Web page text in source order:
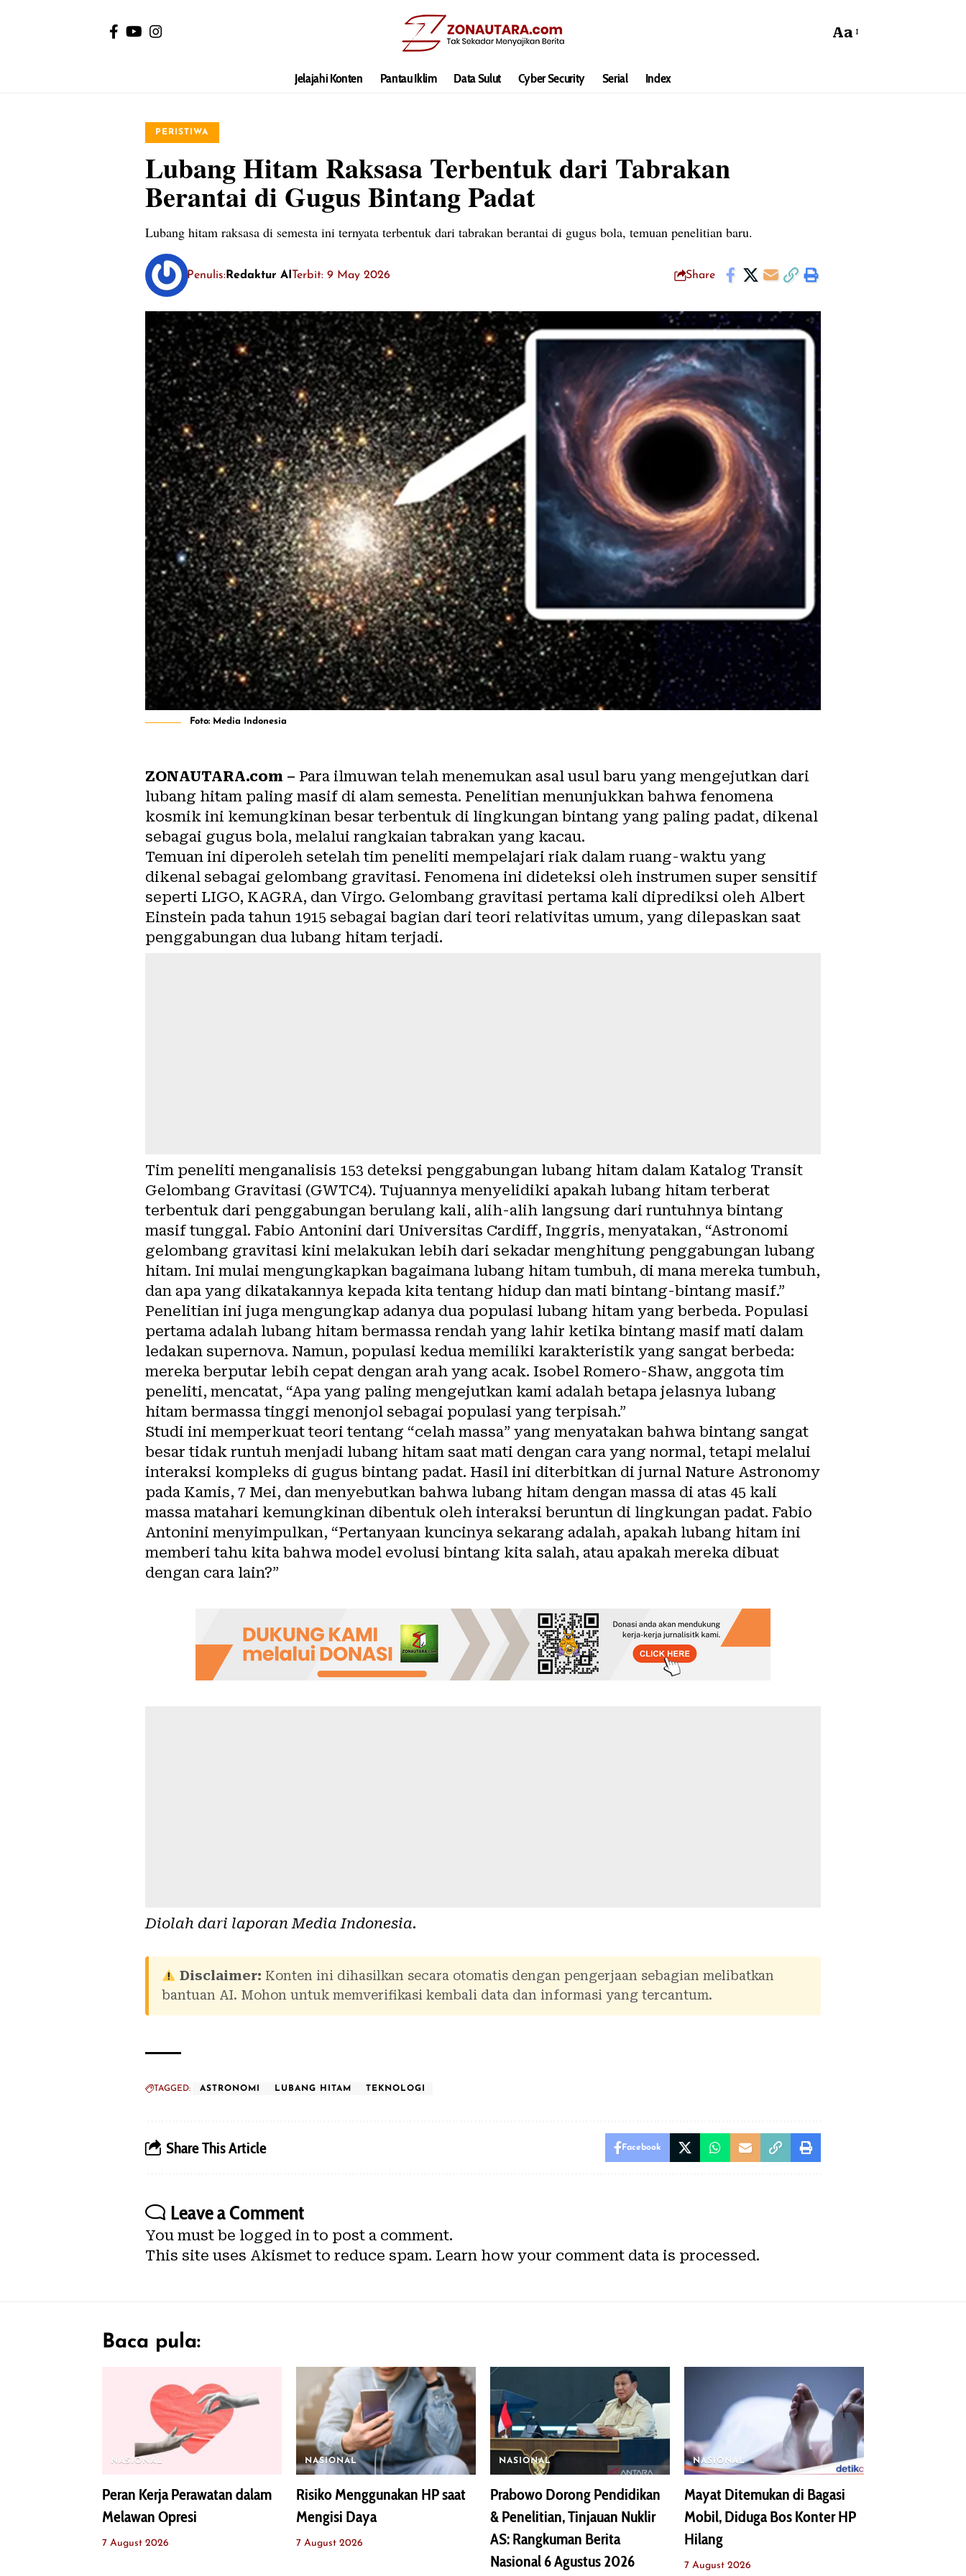
Aa
Jelajahi Konten Pantau Iklim Data Sulut Cyber Security Serial Index
PERISTIWA
Lubang Hitam Raksasa Terbentuk dari Tabrakan
Berantai di Gugus Bintang Padat
Lubang hitam raksasa di semesta ini ternyata terbentuk dari tabrakan berantai di gugus bola, temuan penelitian baru.
Penulis:Redaktur AI Terbit: 9 May 2026 Share
Foto: Media Indonesia
ZONAUTARA.com – Para ilmuwan telah menemukan asal usul baru yang mengejutkan dari
lubang hitam paling masif di alam semesta. Penelitian menunjukkan bahwa fenomena
kosmik ini kemungkinan besar terbentuk di lingkungan bintang yang paling padat, dikenal
sebagai gugus bola, melalui rangkaian tabrakan yang kacau.
Temuan ini diperoleh setelah tim peneliti mempelajari riak dalam ruang-waktu yang
dikenal sebagai gelombang gravitasi. Fenomena ini dideteksi oleh instrumen super sensitif
seperti LIGO, KAGRA, dan Virgo. Gelombang gravitasi pertama kali diprediksi oleh Albert
Einstein pada tahun 1915 sebagai bagian dari teori relativitas umum, yang dilepaskan saat
penggabungan dua lubang hitam terjadi.
Tim peneliti menganalisis 153 deteksi penggabungan lubang hitam dalam Katalog Transit
Gelombang Gravitasi (GWTC4). Tujuannya menyelidiki apakah lubang hitam terberat
terbentuk dari penggabungan berulang kali, alih-alih langsung dari runtuhnya bintang
masif tunggal. Fabio Antonini dari Universitas Cardiff, Inggris, menyatakan, “Astronomi
gelombang gravitasi kini melakukan lebih dari sekadar menghitung penggabungan lubang
hitam. Ini mulai mengungkapkan bagaimana lubang hitam tumbuh, di mana mereka tumbuh,
dan apa yang dikatakannya kepada kita tentang hidup dan mati bintang-bintang masif.”
Penelitian ini juga mengungkap adanya dua populasi lubang hitam yang berbeda. Populasi
pertama adalah lubang hitam bermassa rendah yang lahir ketika bintang masif mati dalam
ledakan supernova. Namun, populasi kedua memiliki karakteristik yang sangat berbeda:
mereka berputar lebih cepat dengan arah yang acak. Isobel Romero-Shaw, anggota tim
peneliti, mencatat, “Apa yang paling mengejutkan kami adalah betapa jelasnya lubang
hitam bermassa tinggi menonjol sebagai populasi yang terpisah.”
Studi ini memperkuat teori tentang “celah massa” yang menyatakan bahwa bintang sangat
besar tidak runtuh menjadi lubang hitam saat mati dengan cara yang normal, tetapi melalui
interaksi kompleks di gugus bintang padat. Hasil ini diterbitkan di jurnal Nature Astronomy
pada Kamis, 7 Mei, dan menyebutkan bahwa lubang hitam dengan massa di atas 45 kali
massa matahari kemungkinan dibentuk oleh interaksi beruntun di lingkungan padat. Fabio
Antonini menyimpulkan, “Pertanyaan kuncinya sekarang adalah, apakah lubang hitam ini
memberi tahu kita bahwa model evolusi bintang kita salah, atau apakah mereka dibuat
dengan cara lain?”
Diolah dari laporanMedia Indonesia.
Disclaimer: Konten ini dihasilkan secara otomatis dengan pengerjaan sebagian melibatkan
bantuan AI. Mohon untuk memverifikasi kembali data dan informasi yang tercantum.
TAGGED: ASTRONOMI LUBANG HITAM TEKNOLOGI
Share This Article Facebook
Leave a Comment
You must be logged into post a comment.
This site uses Akismet to reduce spam. Learn how your comment data is processed.
Baca pula:
NASIONAL
Peran Kerja Perawatan dalam
Melawan Opresi
7 August 2026
NASIONAL
Risiko Menggunakan HP saat
Mengisi Daya
7 August 2026
NASIONAL
Prabowo Dorong Pendidikan
& Penelitian, Tinjauan Nuklir
AS: Rangkuman Berita
Nasional 6 Agustus 2026
NASIONAL
Mayat Ditemukan di Bagasi
Mobil, Diduga Bos Konter HP
Hilang
7 August 2026